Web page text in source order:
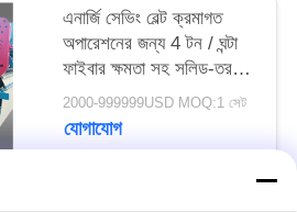
এনার্জি সেভিং বেল্ট ক্রমাগত
অপারেশনের জন্য 4 টন / ঘন্টা
ফাইবার ক্ষমতা সহ সলিড-তরল
বিচ্ছেদ ডিওয়াটারিং মেশিন
2000-999999USD MOQ:1 সেট
যোগাযোগ